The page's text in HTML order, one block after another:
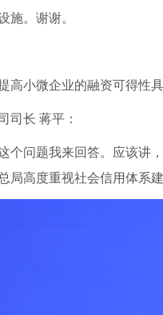
施。谢谢。
小微企业的融资可得性具
长 蒋平：
问题我来回答。应该讲，
局高度重视社会信用体系